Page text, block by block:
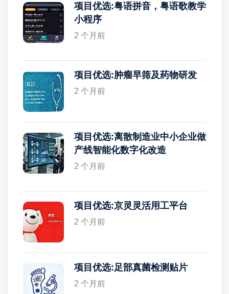
项目优选:粤语拼音，粤语歌教学
小程序
2 个月前
项目优选:肿瘤早筛及药物研发
2 个月前
项目优选:离散制造业中小企业做
产线智能化数字化改造
2 个月前
项目优选:京灵灵活用工平台
2 个月前
项目优选:足部真菌检测贴片
2 个月前